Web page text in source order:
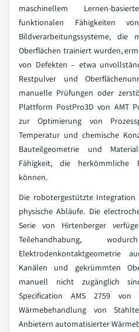
maschinellem Lernen-
funktionalen Fähigkeiten von
Bildverarbeitungssysteme, die
Oberflächen trainiert wurden,
von Defekten – etwa
Restpulver und
manuelle Prüfungen oder
Plattform PostPro3D von AMT
zur Optimierung von
Temperatur und chemische
Bauteilgeometrie und
Fähigkeit, die herkömmliche
können.
Die robotergestützte
physische Abläufe. Die
Serie von Hirtenberger
Teilehandhabung,
Elektrodenkontaktgeometrie
Kanälen und gekrümmten
manuell nicht zugänglich
Specification AMS 2759
Wärmebehandlung von
Anbietern automatisierter